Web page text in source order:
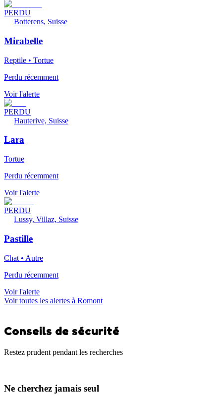
PERDU
Botterens, Suisse
Mirabelle
Reptile • Tortue
Perdu récemment
Voir l'alerte
PERDU
Hauterive, Suisse
Lara
Tortue
Perdu récemment
Voir l'alerte
PERDU
Lussy, Villaz, Suisse
Pastille
Chat • Autre
Perdu récemment
Voir l'alerte
Voir toutes les alertes à Romont
Conseils de sécurité
Restez prudent pendant les recherches
Ne cherchez jamais seul